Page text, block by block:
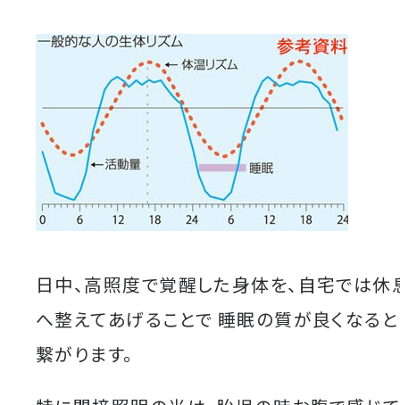
日中、高照度で覚醒した身体を、自宅では
へ整えてあげることで 睡眠の質が良くなる
繋がります。